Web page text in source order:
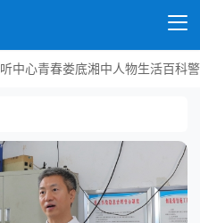
中心青春娄底湘中人物生活百科